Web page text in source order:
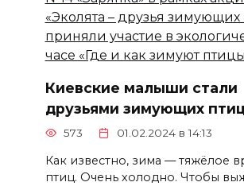
Киевские малыши стали
друзьями зимующих
573 01.02.2024 в 14:13
Как известно, зима — тяжёлое
птиц. Очень холодно. Чтобы